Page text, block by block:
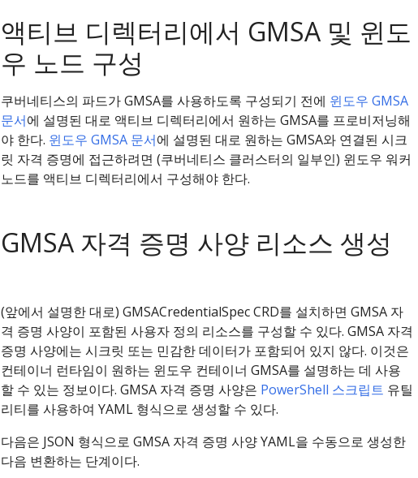
액티브 디렉터리에서 GMSA 및 윈도
우 노드 구성
쿠버네티스의 파드가 GMSA를 사용하도록 구성되기 전에 윈도우 GMSA
문서에 설명된 대로 액티브 디렉터리에서 원하는 GMSA를 프로비저닝해
야 한다. 윈도우 GMSA 문서에 설명된 대로 원하는 GMSA와 연결된 시크
릿 자격 증명에 접근하려면 (쿠버네티스 클러스터의 일부인) 윈도우 워커
노드를 액티브 디렉터리에서 구성해야 한다.
GMSA 자격 증명 사양 리소스 생성
(앞에서 설명한 대로) GMSACredentialSpec CRD를 설치하면 GMSA 자
격 증명 사양이 포함된 사용자 정의 리소스를 구성할 수 있다. GMSA 자격
증명 사양에는 시크릿 또는 민감한 데이터가 포함되어 있지 않다. 이것은
컨테이너 런타임이 원하는 윈도우 컨테이너 GMSA를 설명하는 데 사용
할 수 있는 정보이다. GMSA 자격 증명 사양은 PowerShell 스크립트 유틸
리티를 사용하여 YAML 형식으로 생성할 수 있다.
다음은 JSON 형식으로 GMSA 자격 증명 사양 YAML을 수동으로 생성한
다음 변환하는 단계이다.